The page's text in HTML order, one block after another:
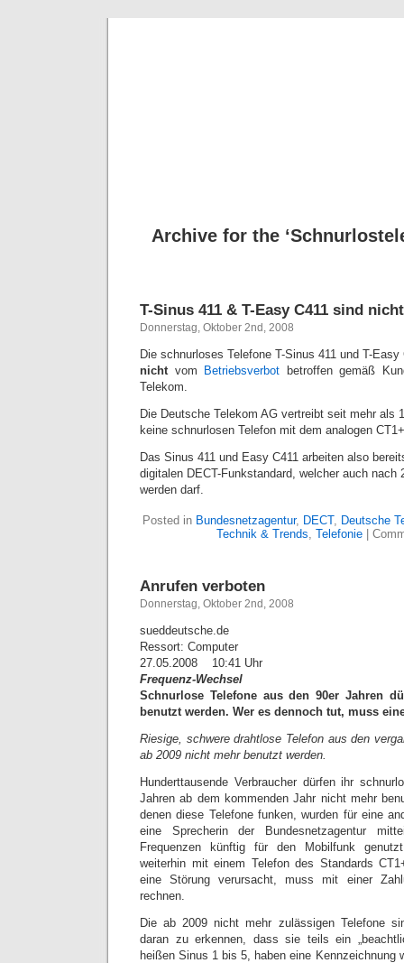
Archive for the
T-Sinus 411 & T-Easy C411 sind
Donnerstag, Oktober 2nd, 2008
Die schnurloses Telefone T-Sinus 411 und T-Easy
nichtvom Betriebsverbot betroffen gemäß
Telekom.
Die Deutsche Telekom AG vertreibt seit mehr als
keine schnurlosen Telefon mit dem analogen
Das Sinus 411 und Easy C411 arbeiten also
digitalen DECT-Funkstandard, welcher auch nach
werden darf.
Posted in Bundesnetzagentur, DECT, Deutsche
Technik & Trends, Telefonie
Anrufen verboten
Donnerstag, Oktober 2nd, 2008
sueddeutsche.de
Ressort: Computer
27.05.2008 10:41 Uhr
Frequenz-Wechsel
Schnurlose Telefone aus den 90er Jahren
benutzt werden. Wer es dennoch tut, muss
Riesige, schwere drahtlose Telefon aus den
ab 2009 nicht mehr benutzt werden.
Hunderttausende Verbraucher dürfen ihr
Jahren ab dem kommenden Jahr nicht mehr
denen diese Telefone funken, wurden für eine
eine Sprecherin der Bundesnetzagentur
Frequenzen künftig für den Mobilfunk
weiterhin mit einem Telefon des Standards
eine Störung verursacht, muss mit einer
rechnen.
Die ab 2009 nicht mehr zulässigen Telefone
daran zu erkennen, dass sie teils ein
heißen Sinus 1 bis 5, haben eine Kennzeichnung